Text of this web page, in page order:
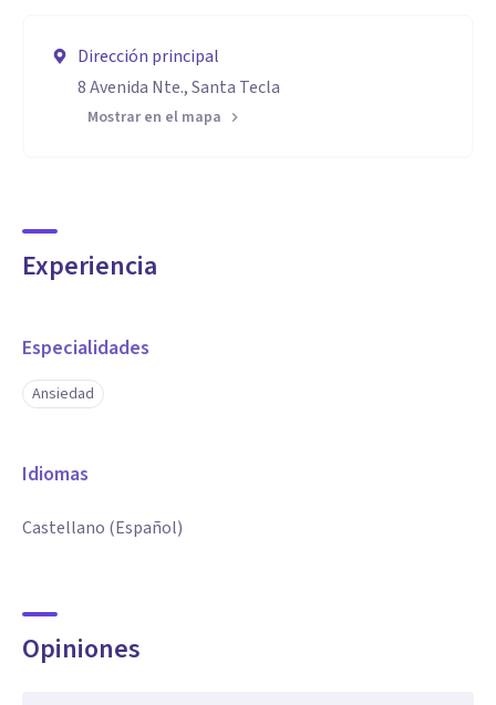
Dirección principal
8 Avenida Nte., Santa Tecla
Mostrar en el mapa
Experiencia
Especialidades
Ansiedad
Idiomas
Castellano (Español)
Opiniones